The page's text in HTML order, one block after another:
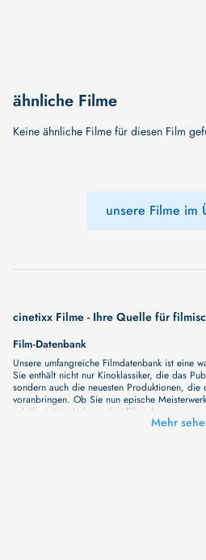
ähnliche Filme
Keine ähnliche Filme für diesen Film
unsere Filme im
cinetixx Filme - Ihre Quelle für
Film-Datenbank
Unsere umfangreiche Filmdatenbank ist eine
Sie enthält nicht nur Kinoklassiker, die das
sondern auch die neuesten Produktionen, die
voranbringen. Ob Sie nun epische
subtile, intime Independent-Filme
von Inhalten, die Ihr Herz und Ihren Geist
Mehr